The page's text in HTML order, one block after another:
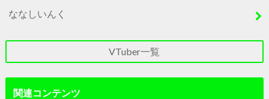
ななしいんく
VTuber一覧
関連コンテンツ